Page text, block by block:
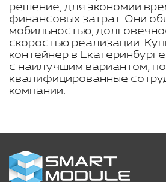
решение, для экономии
финансовых затрат. Они
мобильностью,
скоростью реализации.
контейнер в
с наилучшим вариантом,
квалифицированные
компании.